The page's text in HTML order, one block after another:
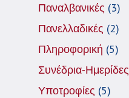
Παναλβανικές (3)
Πανελλαδικές (2)
Πληροφορική (5)
Συνέδρια-Ημερίδες
Υποτροφίες (5)